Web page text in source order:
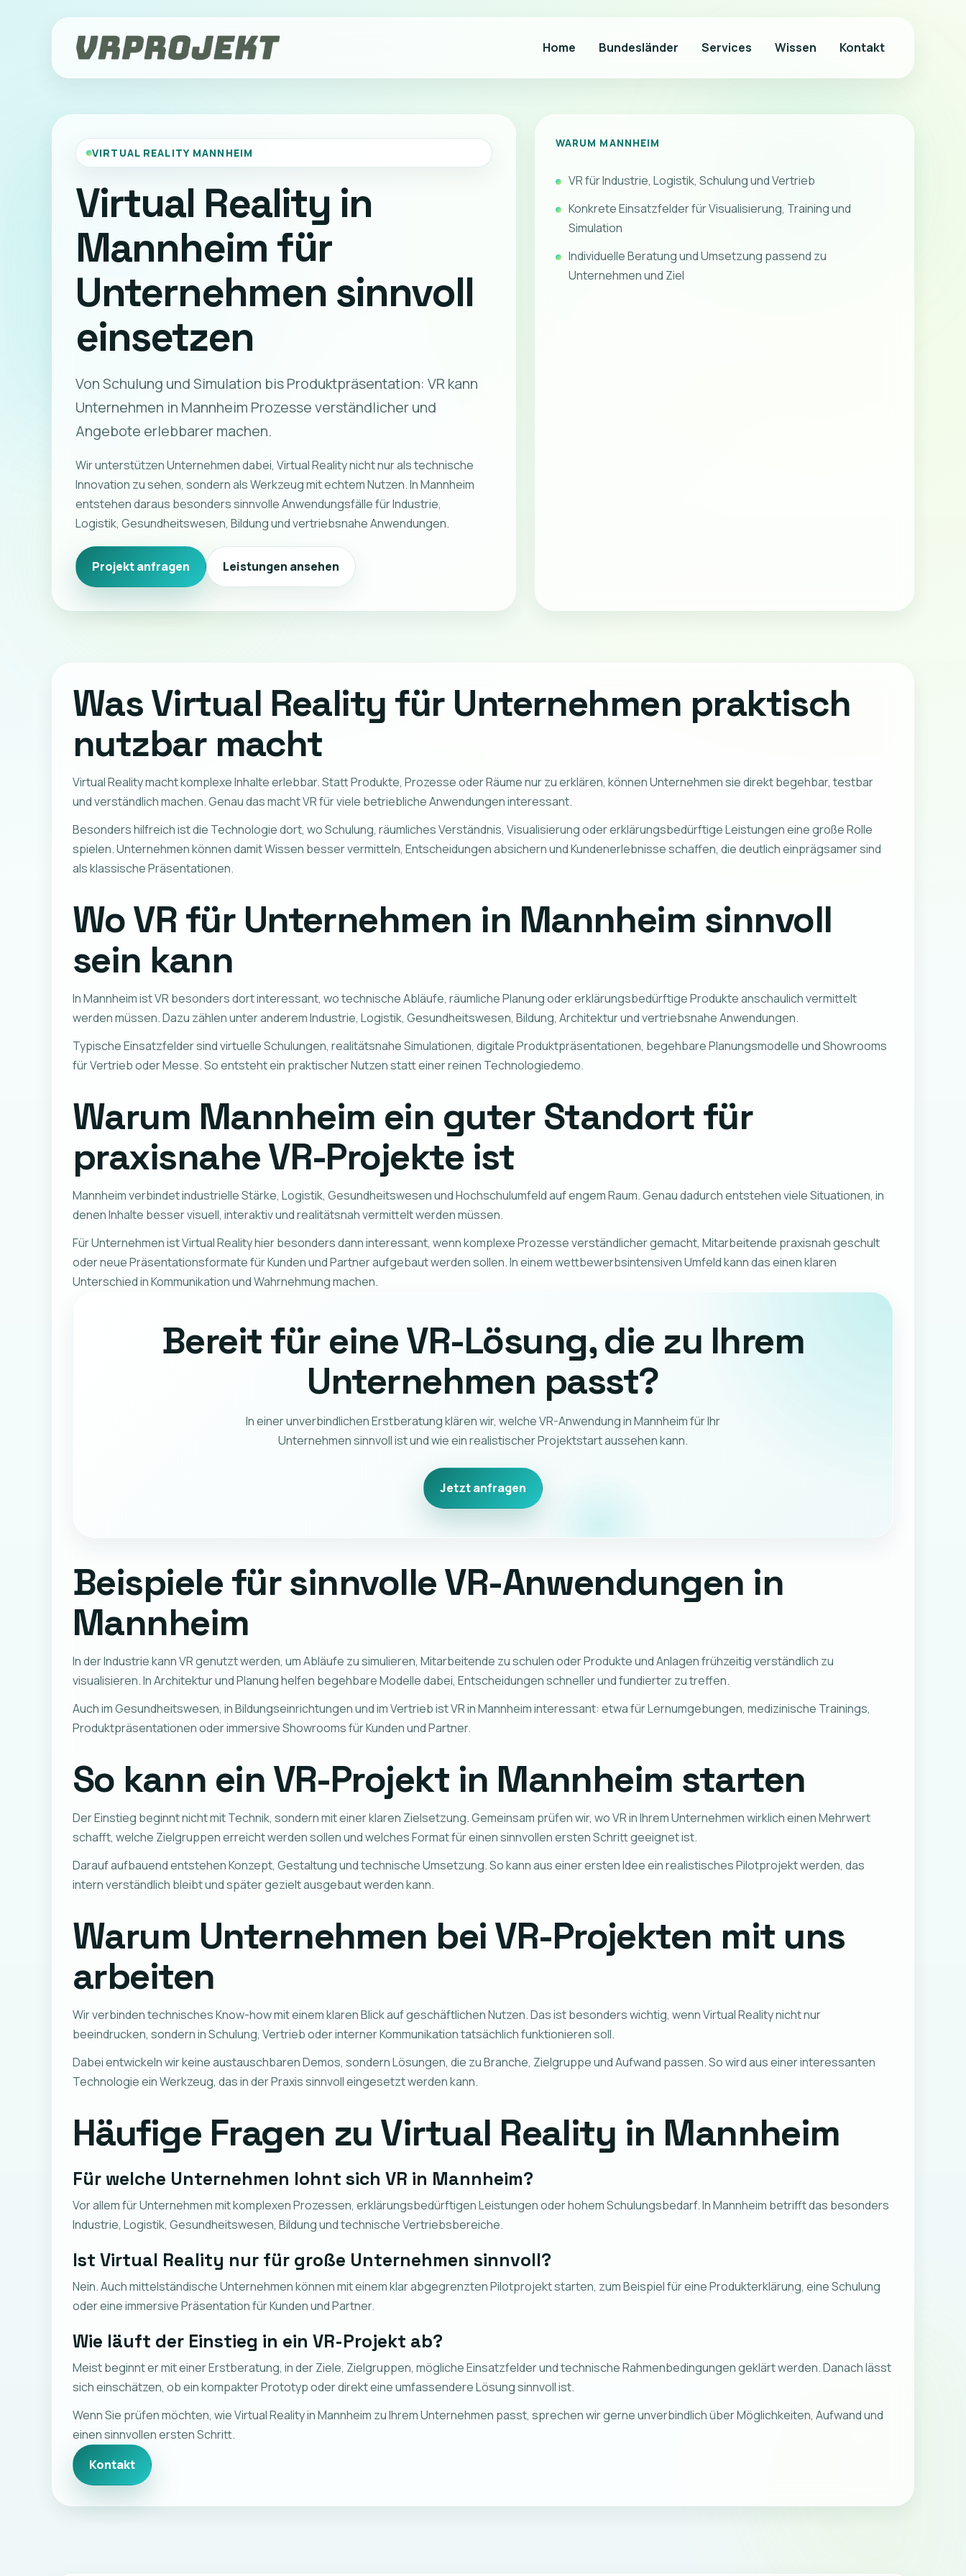
Home Bundesländer Services Wissen Kontakt
VIRTUAL REALITY MANNHEIM
Virtual Reality in
Mannheim für
Unternehmen sinnvoll
einsetzen
Von Schulung und Simulation bis Produktpräsentation: VR kann
Unternehmen in Mannheim Prozesse verständlicher und
Angebote erlebbarer machen.
Wir unterstützen Unternehmen dabei, Virtual Reality nicht nur als technische
Innovation zu sehen, sondern als Werkzeug mit echtem Nutzen. In Mannheim
entstehen daraus besonders sinnvolle Anwendungsfälle für Industrie,
Logistik, Gesundheitswesen, Bildung und vertriebsnahe Anwendungen.
Projekt anfragen Leistungen ansehen
WARUM MANNHEIM
VR für Industrie, Logistik, Schulung und Vertrieb
Konkrete Einsatzfelder für Visualisierung, Training und
Simulation
Individuelle Beratung und Umsetzung passend zu
Unternehmen und Ziel
Was Virtual Reality für Unternehmen praktisch
nutzbar macht
Virtual Reality macht komplexe Inhalte erlebbar. Statt Produkte, Prozesse oder Räume nur zu erklären, können Unternehmen sie direkt begehbar, testbar
und verständlich machen. Genau das macht VR für viele betriebliche Anwendungen interessant.
Besonders hilfreich ist die Technologie dort, wo Schulung, räumliches Verständnis, Visualisierung oder erklärungsbedürftige Leistungen eine große Rolle
spielen. Unternehmen können damit Wissen besser vermitteln, Entscheidungen absichern und Kundenerlebnisse schaffen, die deutlich einprägsamer sind
als klassische Präsentationen.
Wo VR für Unternehmen in Mannheim sinnvoll
sein kann
In Mannheim ist VR besonders dort interessant, wo technische Abläufe, räumliche Planung oder erklärungsbedürftige Produkte anschaulich vermittelt
werden müssen. Dazu zählen unter anderem Industrie, Logistik, Gesundheitswesen, Bildung, Architektur und vertriebsnahe Anwendungen.
Typische Einsatzfelder sind virtuelle Schulungen, realitätsnahe Simulationen, digitale Produktpräsentationen, begehbare Planungsmodelle und Showrooms
für Vertrieb oder Messe. So entsteht ein praktischer Nutzen statt einer reinen Technologiedemo.
Warum Mannheim ein guter Standort für
praxisnahe VR-Projekte ist
Mannheim verbindet industrielle Stärke, Logistik, Gesundheitswesen und Hochschulumfeld auf engem Raum. Genau dadurch entstehen viele Situationen, in
denen Inhalte besser visuell, interaktiv und realitätsnah vermittelt werden müssen.
Für Unternehmen ist Virtual Reality hier besonders dann interessant, wenn komplexe Prozesse verständlicher gemacht, Mitarbeitende praxisnah geschult
oder neue Präsentationsformate für Kunden und Partner aufgebaut werden sollen. In einem wettbewerbsintensiven Umfeld kann das einen klaren
Unterschied in Kommunikation und Wahrnehmung machen.
Bereit für eine VR-Lösung, die zu Ihrem
Unternehmen passt?
In einer unverbindlichen Erstberatung klären wir, welche VR-Anwendung in Mannheim für Ihr
Unternehmen sinnvoll ist und wie ein realistischer Projektstart aussehen kann.
Jetzt anfragen
Beispiele für sinnvolle VR-Anwendungen in
Mannheim
In der Industrie kann VR genutzt werden, um Abläufe zu simulieren, Mitarbeitende zu schulen oder Produkte und Anlagen frühzeitig verständlich zu
visualisieren. In Architektur und Planung helfen begehbare Modelle dabei, Entscheidungen schneller und fundierter zu treffen.
Auch im Gesundheitswesen, in Bildungseinrichtungen und im Vertrieb ist VR in Mannheim interessant: etwa für Lernumgebungen, medizinische Trainings,
Produktpräsentationen oder immersive Showrooms für Kunden und Partner.
So kann ein VR-Projekt in Mannheim starten
Der Einstieg beginnt nicht mit Technik, sondern mit einer klaren Zielsetzung. Gemeinsam prüfen wir, wo VR in Ihrem Unternehmen wirklich einen Mehrwert
schafft, welche Zielgruppen erreicht werden sollen und welches Format für einen sinnvollen ersten Schritt geeignet ist.
Darauf aufbauend entstehen Konzept, Gestaltung und technische Umsetzung. So kann aus einer ersten Idee ein realistisches Pilotprojekt werden, das
intern verständlich bleibt und später gezielt ausgebaut werden kann.
Warum Unternehmen bei VR-Projekten mit uns
arbeiten
Wir verbinden technisches Know-how mit einem klaren Blick auf geschäftlichen Nutzen. Das ist besonders wichtig, wenn Virtual Reality nicht nur
beeindrucken, sondern in Schulung, Vertrieb oder interner Kommunikation tatsächlich funktionieren soll.
Dabei entwickeln wir keine austauschbaren Demos, sondern Lösungen, die zu Branche, Zielgruppe und Aufwand passen. So wird aus einer interessanten
Technologie ein Werkzeug, das in der Praxis sinnvoll eingesetzt werden kann.
Häufige Fragen zu Virtual Reality in Mannheim
Für welche Unternehmen lohnt sich VR in Mannheim?
Vor allem für Unternehmen mit komplexen Prozessen, erklärungsbedürftigen Leistungen oder hohem Schulungsbedarf. In Mannheim betrifft das besonders
Industrie, Logistik, Gesundheitswesen, Bildung und technische Vertriebsbereiche.
Ist Virtual Reality nur für große Unternehmen sinnvoll?
Nein. Auch mittelständische Unternehmen können mit einem klar abgegrenzten Pilotprojekt starten, zum Beispiel für eine Produkterklärung, eine Schulung
oder eine immersive Präsentation für Kunden und Partner.
Wie läuft der Einstieg in ein VR-Projekt ab?
Meist beginnt er mit einer Erstberatung, in der Ziele, Zielgruppen, mögliche Einsatzfelder und technische Rahmenbedingungen geklärt werden. Danach lässt
sich einschätzen, ob ein kompakter Prototyp oder direkt eine umfassendere Lösung sinnvoll ist.
Wenn Sie prüfen möchten, wie Virtual Reality in Mannheim zu Ihrem Unternehmen passt, sprechen wir gerne unverbindlich über Möglichkeiten, Aufwand und
einen sinnvollen ersten Schritt.
Kontakt